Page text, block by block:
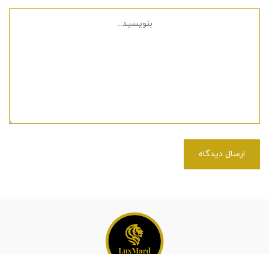
ارسال دیدگاه